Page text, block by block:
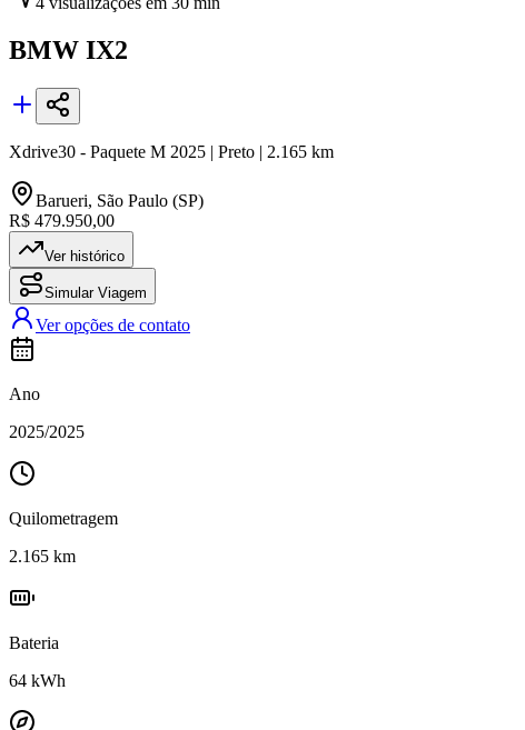
BMW IX2
Xdrive30 - Paquete M 2025 | Preto | 2.165 km
Barueri, São Paulo (SP)
R$ 479.950,00
Ver histórico
Simular Viagem
Ver opções de contato
Ano
2025/2025
Quilometragem
2.165 km
Bateria
64 kWh